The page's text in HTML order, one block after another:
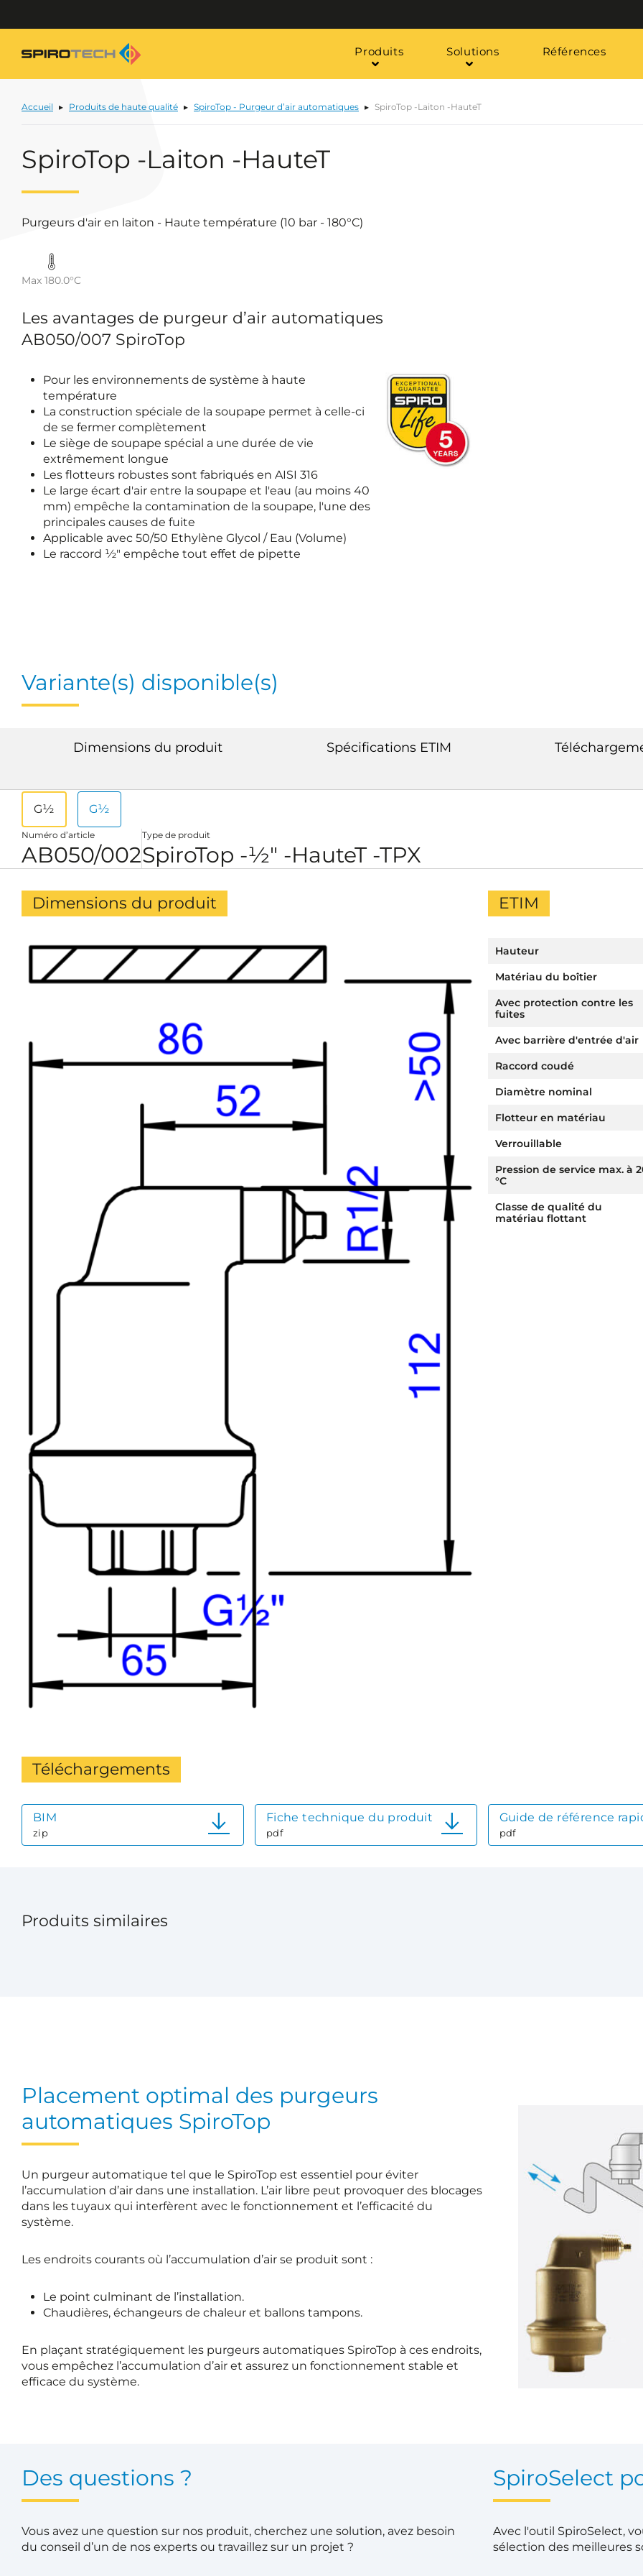
Produits Solutions Références
Accueil Produits de haute qualité SpiroTop - Purgeur d’air automatiques SpiroTop -Laiton -HauteT
SpiroTop -Laiton -HauteT
Purgeurs d'air en laiton - Haute température (10 bar - 180°C)
Max 180.0°C
Les avantages de purgeur d’air automatiques
AB050/007 SpiroTop
Pour les environnements de système à haute
température
La construction spéciale de la soupape permet à celle-ci
de se fermer complètement
Le siège de soupape spécial a une durée de vie
extrêmement longue
Les flotteurs robustes sont fabriqués en AISI 316
Le large écart d'air entre la soupape et l'eau (au moins 40
mm) empêche la contamination de la soupape, l'une des
principales causes de fuite
Applicable avec 50/50 Ethylène Glycol / Eau (Volume)
Le raccord ½" empêche tout effet de pipette
Variante(s) disponible(s)
Dimensions du produit Spécifications ETIM
G½ G½
Numéro d’article
AB050/002
Type de produit
SpiroTop -½" -HauteT -TPX
Dimensions du produit ETIM
Hauteur
Matériau du boîtier
Avec protection contre les
fuites
Avec barrière d'entrée d'air
Raccord coudé
Diamètre nominal
Flotteur en matériau
Verrouillable
Pression de service max. à
°C
Classe de qualité du
matériau flottant
Téléchargements
BIM
zip
Fiche technique du produit
pdf
Guide de référence
pdf
Produits similaires
Placement optimal des purgeurs
automatiques SpiroTop
Un purgeur automatique tel que le SpiroTop est essentiel pour éviter
l’accumulation d’air dans une installation. L’air libre peut provoquer des blocages
dans les tuyaux qui interfèrent avec le fonctionnement et l’efficacité du
système.
Les endroits courants où l’accumulation d’air se produit sont :
Le point culminant de l’installation.
Chaudières, échangeurs de chaleur et ballons tampons.
En plaçant stratégiquement les purgeurs automatiques SpiroTop à ces endroits,
vous empêchez l’accumulation d’air et assurez un fonctionnement stable et
efficace du système.
Des questions ?
Vous avez une question sur nos produit, cherchez une solution, avez besoin
du conseil d’un de nos experts ou travaillez sur un projet ?
SpiroSelect
Avec l'outil SpiroSelect,
sélection des meilleures